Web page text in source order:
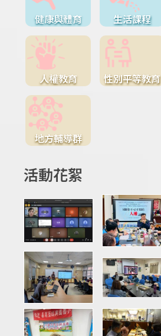
健康與體育 生活課程
人權教育 性別平等教育
地方輔導群
活動花絮